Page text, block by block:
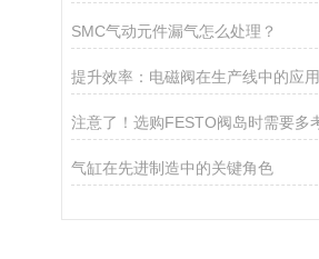
SMC气动元件漏气怎么处理？
提升效率：电磁阀在生产线中的应用
气缸在先进制造中的关键角色